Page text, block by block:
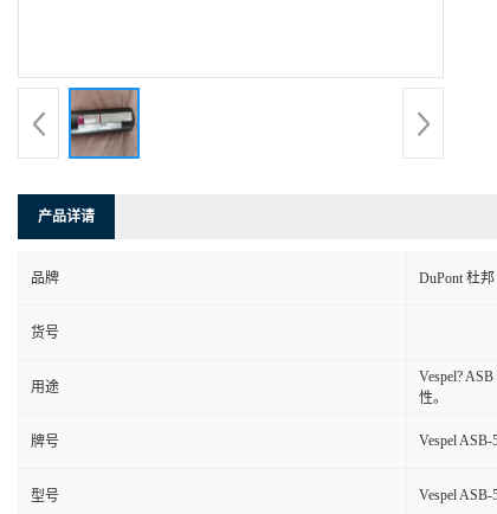
产品详请
品牌 DuPont 杜邦
货号
用途
Vespel?
性。
牌号 Vespel ASB-
型号 Vespel ASB-